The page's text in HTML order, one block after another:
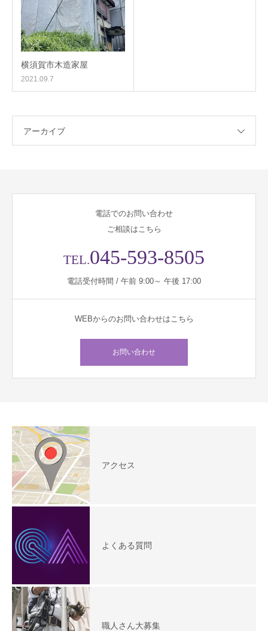
横須賀市木造家屋
2021.09.7
アーカイブ
電話でのお問い合わせ
ご相談はこちら
TEL.045-593-8505
電話受付時間 / 午前 9:00～ 午後 17:00
WEBからのお問い合わせはこちら
お問い合わせ
アクセス
よくある質問
職人さん大募集